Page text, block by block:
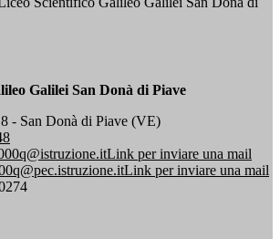
Galilei San Donà di Piave
- San Donà di Piave (VE)
Link per inviare una mail
Link per inviare una mail